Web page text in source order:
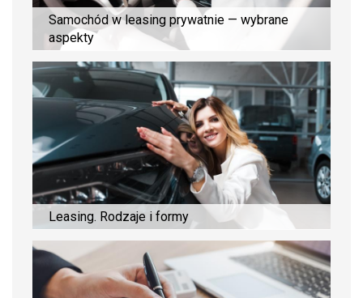
Samochód w leasing prywatnie — wybrane
aspekty
Leasing. Rodzaje i formy